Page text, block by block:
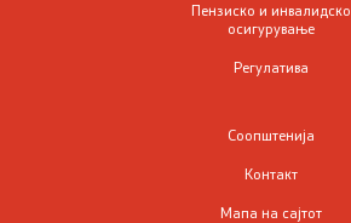
Пензиско и инвалидско
осигурување
Регулатива
Соопштенија
Контакт
Мапа на сајтот